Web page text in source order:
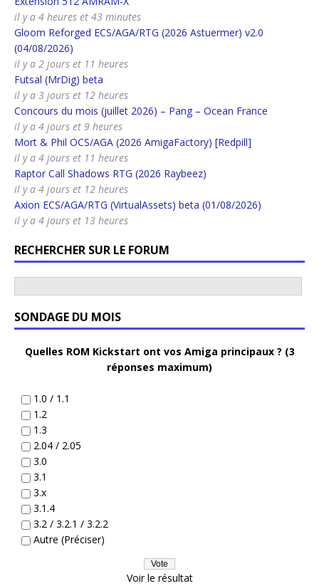
il y a 4 heures et 43 minutes
Gloom Reforged ECS/AGA/RTG (2026 Astuermer) v2.0
(04/08/2026)
il y a 2 jours et 11 heures
Futsal (MrDig) beta
il y a 3 jours et 12 heures
Concours du mois (juillet 2026) – Pang – Ocean France
il y a 4 jours et 9 heures
Mort & Phil OCS/AGA (2026 AmigaFactory) [Redpill]
il y a 4 jours et 11 heures
Raptor Call Shadows RTG (2026 Raybeez)
il y a 4 jours et 12 heures
Axion ECS/AGA/RTG (VirtualAssets) beta (01/08/2026)
il y a 4 jours et 13 heures
RECHERCHER SUR LE FORUM
SONDAGE DU MOIS
Quelles ROM Kickstart ont vos Amiga principaux ? (3
réponses maximum)
1.0 / 1.1
1.2
1.3
2.04 / 2.05
3.0
3.1
3.x
3.1.4
3.2 / 3.2.1 / 3.2.2
Autre (Préciser)
Voir le résultat